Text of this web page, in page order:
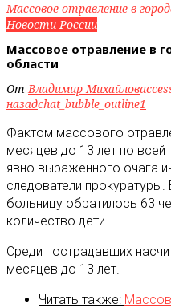
Массовое отравление в
Новости России
Массовое отравление в
области
ОтВладимир Михайлов
назадchat_bubble_outline1
Фактом массового
месяцев до 13 лет по всей
явно выраженного очага
следователи прокуратуры.
больницу обратилось 63
количество дети.
Среди пострадавших
месяцев до 13 лет.
Читать также: